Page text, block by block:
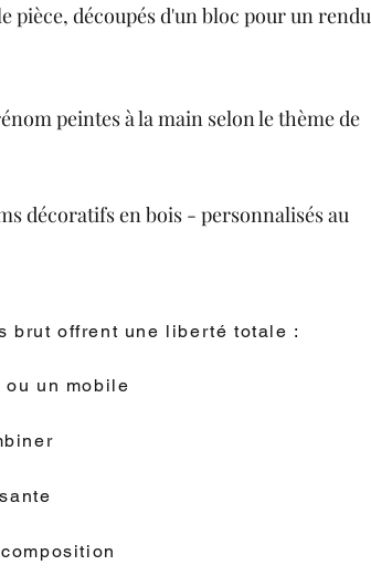
pièce, découpés d'un bloc pour un rendu
peintes à la main selon le thème de
décoratifs en bois - personnalisés au
brut offrent une liberté totale :
un mobile